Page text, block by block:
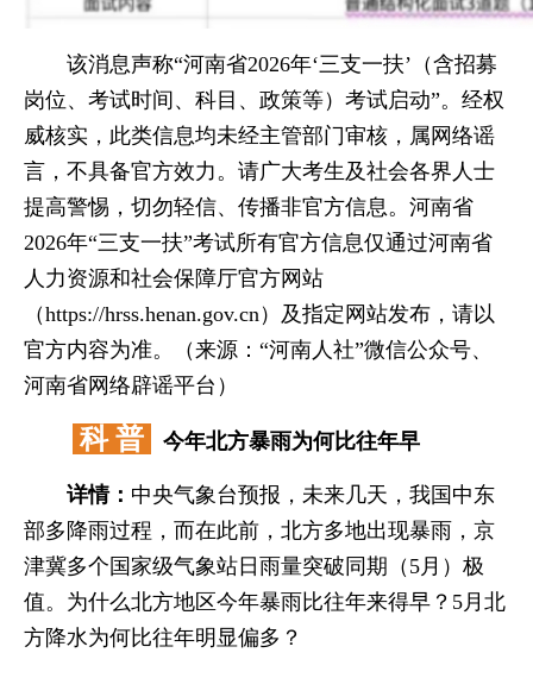
该消息声称“河南省2026年‘三支一扶’（含招募
岗位、考试时间、科目、政策等）考试启动”。经权
威核实，此类信息均未经主管部门审核，属网络谣
言，不具备官方效力。请广大考生及社会各界人士
提高警惕，切勿轻信、传播非官方信息。河南省
2026年“三支一扶”考试所有官方信息仅通过河南省
人力资源和社会保障厅官方网站
（https://hrss.henan.gov.cn）及指定网站发布，请以
官方内容为准。（来源：“河南人社”微信公众号、
河南省网络辟谣平台）
科 普 今年北方暴雨为何比往年早
详情： 中央气象台预报，未来几天，我国中东
部多降雨过程，而在此前，北方多地出现暴雨，京
津冀多个国家级气象站日雨量突破同期（5月）极
值。为什么北方地区今年暴雨比往年来得早？5月北
方降水为何比往年明显偏多？